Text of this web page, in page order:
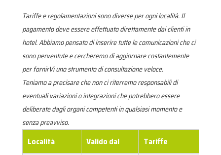
Tariffe e regolamentazioni sono diverse per ogni località. Il
pagamento deve essere effettuato direttamente dai clienti in
hotel. Abbiamo pensato di inserire tutte le comunicazioni che ci
sono perventute e cercheremo di aggiornare costantemente
per fornirVi uno strumento di consultazione veloce.
Teniamo a precisare che non ci riterremo responsabili di
eventuali variazioni o integrazioni che potrebbero essere
deliberate dagli organi competenti in qualsiasi momento e
senza preavviso.
Località Valido dal Tariffe